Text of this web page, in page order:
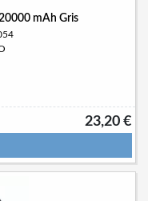
mAh Gris
23,20 €